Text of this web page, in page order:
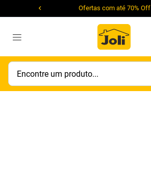
Ofertas com até 70% Off
Encontre um produto...